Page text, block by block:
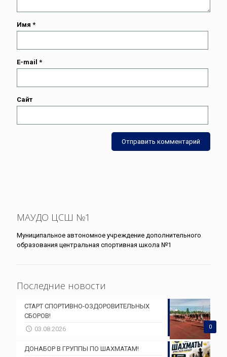
Имя *
E-mail *
Сайт
МАУДО ЦСШ №1
Муниципальное автономное учреждение дополнительного
образования центральная спортивная школа №1
Последние новости
0
СТАРТ СПОРТИВНО-ОЗДОРОВИТЕЛЬНЫХ
СБОРОВ!
03.08.2026
ДОНАБОР В ГРУППЫ ПО ШАХМАТАМ!